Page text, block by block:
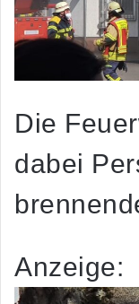
Die
dabei
Anzeige: